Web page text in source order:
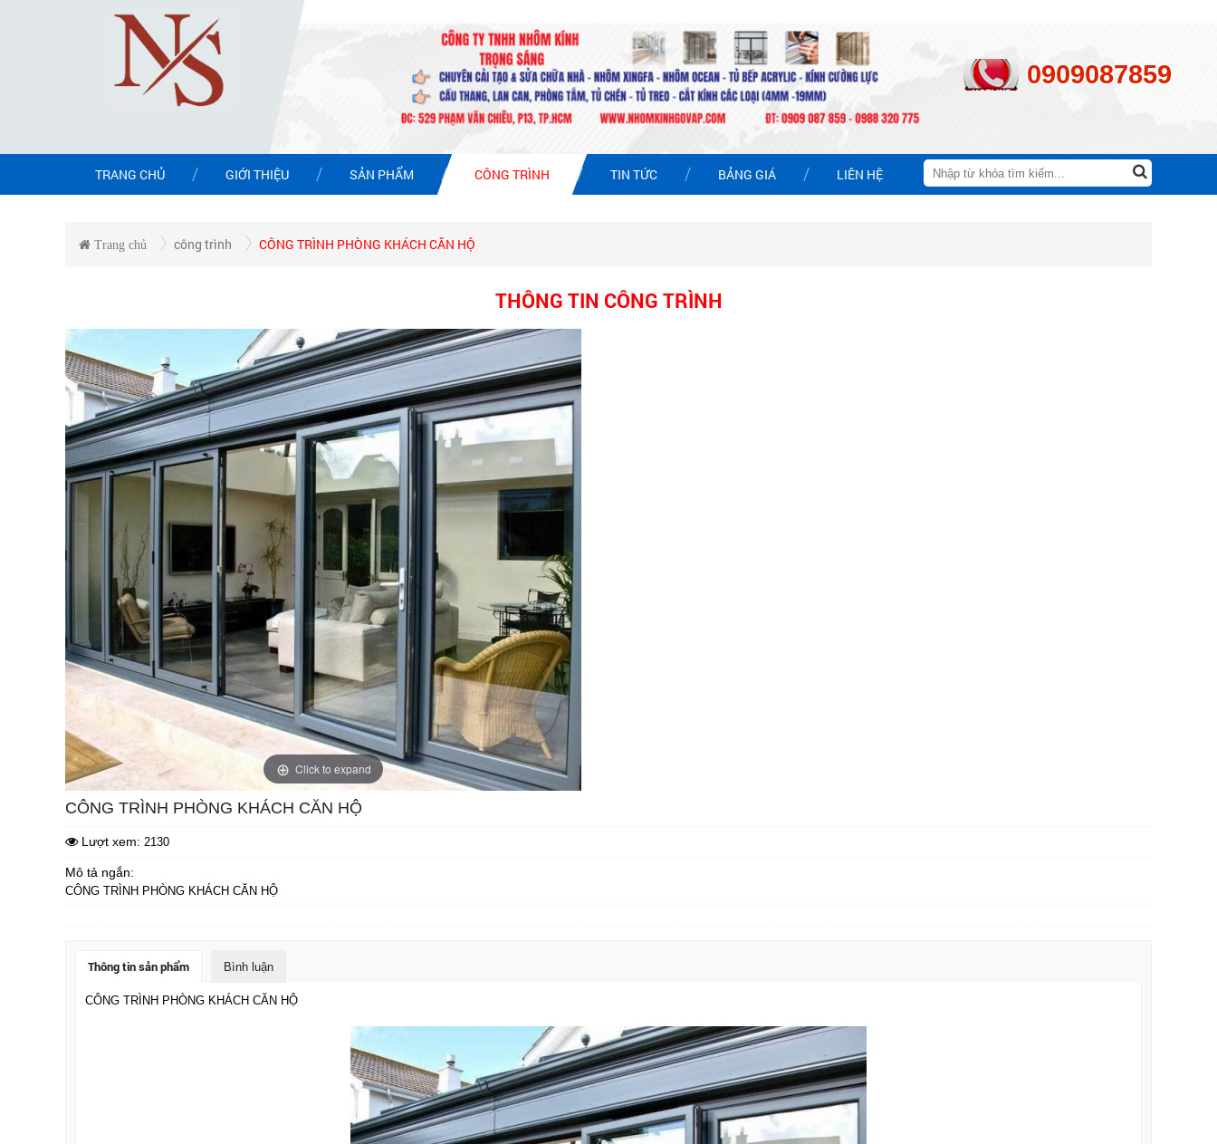
0909087859
TRANG CHỦ GIỚI THIỆU SẢN PHẨM CÔNG TRÌNH TIN TỨC BẢNG GIÁ LIÊN HỆ
Trang chủ công trình CÔNG TRÌNH PHÒNG KHÁCH CĂN HỘ
THÔNG TIN CÔNG TRÌNH
Click to expand
CÔNG TRÌNH PHÒNG KHÁCH CĂN HỘ
Lượt xem: 2130
Mô tả ngắn:
CÔNG TRÌNH PHÒNG KHÁCH CĂN HỘ
Thông tin sản phẩm Bình luận
CÔNG TRÌNH PHÒNG KHÁCH CĂN HỘ